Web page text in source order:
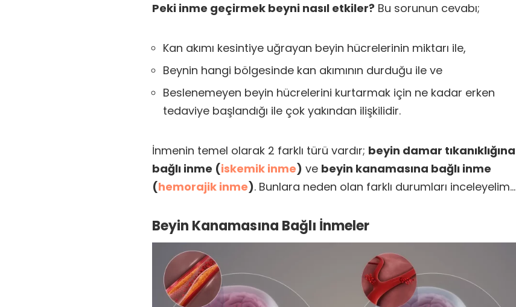
Peki inme geçirmek beyni nasıl etkiler? Bu sorunun cevabı;
Kan akımı kesintiye uğrayan beyin hücrelerinin miktarı ile,
Beynin hangi bölgesinde kan akımının durduğu ile ve
Beslenemeyen beyin hücrelerini kurtarmak için ne kadar erken
tedaviye başlandığı ile çok yakından ilişkilidir.
İnmenin temel olarak 2 farklı türü vardır; beyin damar tıkanıklığına
bağlı inme (iskemik inme) ve beyin kanamasına bağlı inme
(hemorajik inme). Bunlara neden olan farklı durumları inceleyelim…
Beyin Kanamasına Bağlı İnmeler